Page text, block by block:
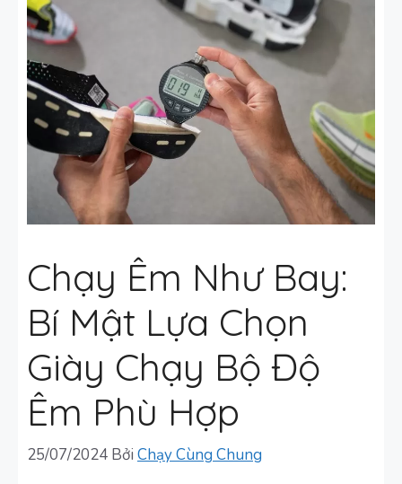
Chạy Êm Như Bay:
Bí Mật Lựa Chọn
Giày Chạy Bộ Độ
Êm Phù Hợp
25/07/2024 Bởi Chạy Cùng Chung